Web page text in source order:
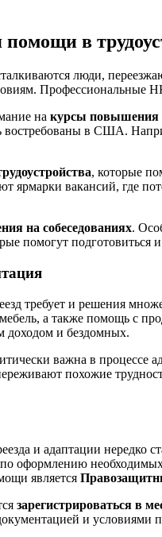
в
люди,
Профессиональные
на курсы повышения
востребованы в США.
, которые
вакансий, где
на собеседованиях.
помогут подготовиться
требует и решения
а также помощь с
доходом и бездомных.
важна в
похожие
и адаптации нередко
оформлению
является
зарегистрироваться в
и